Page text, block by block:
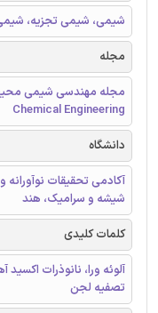
شیمی، شیمی تجزیه،
مجله
Chemical Engineering
دانشگاه
شیشه و سرامیک، هند
کلمات کلیدی
آلوئه ورا، نانوذرات
تصفیه لجن